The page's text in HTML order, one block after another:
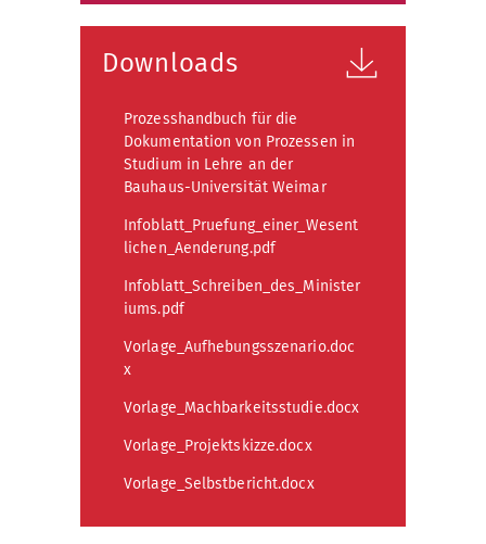
Downloads
Prozesshandbuch für die
Dokumentation von Prozessen in
Studium in Lehre an der
Bauhaus-Universität Weimar
Infoblatt_Pruefung_einer_Wesent
lichen_Aenderung.pdf
Infoblatt_Schreiben_des_Minister
iums.pdf
Vorlage_Aufhebungsszenario.doc
x
Vorlage_Machbarkeitsstudie.docx
Vorlage_Projektskizze.docx
Vorlage_Selbstbericht.docx